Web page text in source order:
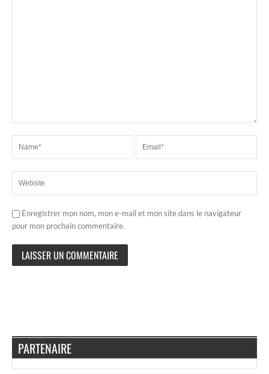
Enregistrer mon nom, mon e-mail et mon site dans le navigateur
pour mon prochain commentaire.
PARTENAIRE